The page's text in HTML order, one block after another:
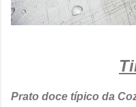
Prato doce típico da